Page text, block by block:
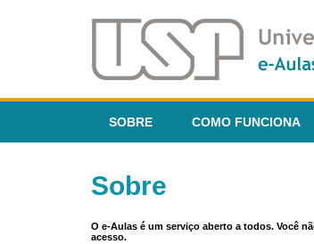
SOBRE COMO FUNCIONA
Sobre
O e-Aulas é um serviço aberto a todos. Você
acesso.